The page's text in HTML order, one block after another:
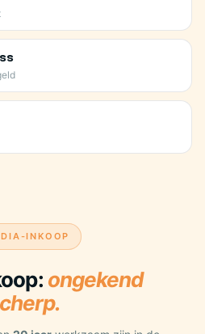
KENT JE MERK
INKOOP
ongekend